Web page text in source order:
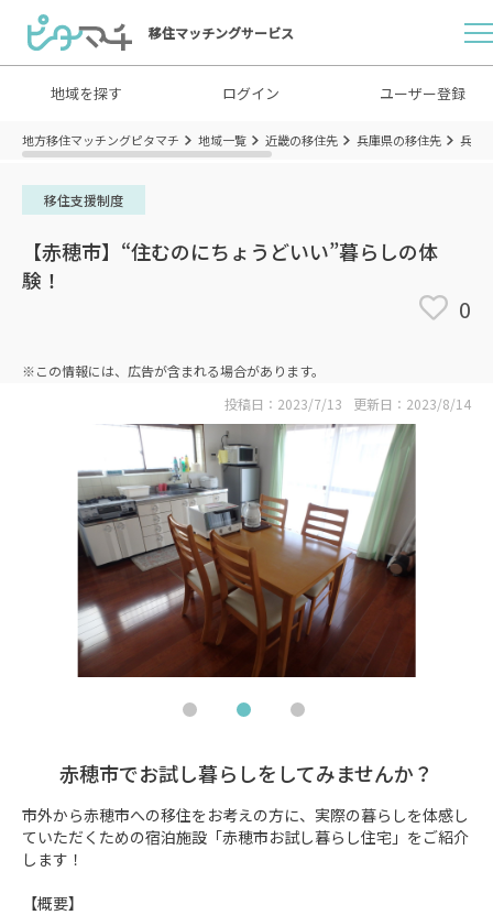
移住マッチングサービス
地域を探す ログイン ユーザー登録
地方移住マッチングピタマチ 地域一覧 近畿の移住先 兵庫県の移住先 兵庫
移住支援制度
【赤穂市】“住むのにちょうどいい”暮らしの体
験！
0
※この情報には、広告が含まれる場合があります。
投稿日：2023/7/13
更新日：2023/8/14
赤穂市でお試し暮らしをしてみませんか？
市外から赤穂市への移住をお考えの方に、実際の暮らしを体感し
ていただくための宿泊施設「赤穂市お試し暮らし住宅」をご紹介
します！
【概要】